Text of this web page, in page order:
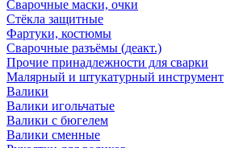
Сварочные маски, очки
Стёкла защитные
Фартуки, костюмы
Сварочные разъёмы (деакт.)
Прочие принадлежности для сварки
Малярный и штукатурный инструмент
Валики
Валики игольчатые
Валики с бюгелем
Валики сменные